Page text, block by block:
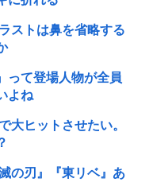
ストは鼻を省略する
って登場人物が全員
よね
大ヒットさせたい。
の刃』『東リベ』あ